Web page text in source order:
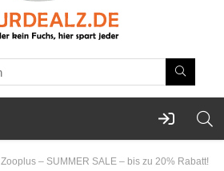
Zooplus – SUMMER SALE – bis zu 20% Rabatt!